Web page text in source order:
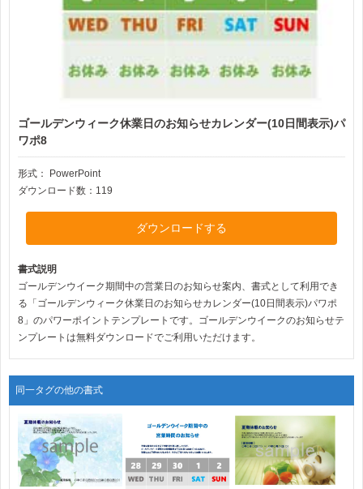
ゴールデンウィーク休業日のお知らせカレンダー(10日間表示)パ
ワポ8
形式：
PowerPoint
ダウンロード数：119
ダウンロードする
書式説明
ゴールデンウイーク期間中の営業日のお知らせ案内、書式として利用でき
る「ゴールデンウィーク休業日のお知らせカレンダー(10日間表示)パワポ
8」のパワーポイントテンプレートです。ゴールデンウイークのお知らせテ
ンプレートは無料ダウンロードでご利用いただけます。
同一タグの他の書式